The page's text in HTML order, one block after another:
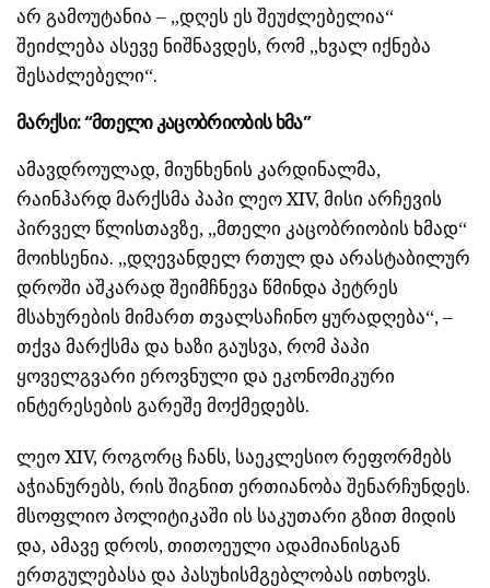
არ გამოუტანია – „დღეს ეს შეუძლებელია“
შეიძლება ასევე ნიშნავდეს, რომ „ხვალ იქნება
შესაძლებელი“.
მარქსი: “მთელი კაცობრიობის ხმა”
ამავდროულად, მიუნხენის კარდინალმა,
რაინჰარდ მარქსმა პაპი ლეო XIV, მისი არჩევის
პირველ წლისთავზე, „მთელი კაცობრიობის ხმად“
მოიხსენია. „დღევანდელ რთულ და არასტაბილურ
დროში აშკარად შეიმჩნევა წმინდა პეტრეს
მსახურების მიმართ თვალსაჩინო ყურადღება“, –
თქვა მარქსმა და ხაზი გაუსვა, რომ პაპი
ყოველგვარი ეროვნული და ეკონომიკური
ინტერესების გარეშე მოქმედებს.
ლეო XIV, როგორც ჩანს, საეკლესიო რეფორმებს
აჭიანურებს, რის შიგნით ერთიანობა შენარჩუნდეს.
მსოფლიო პოლიტიკაში ის საკუთარი გზით მიდის
და, ამავე დროს, თითოეული ადამიანისგან
ერთგულებასა და პასუხისმგებლობას ითხოვს.